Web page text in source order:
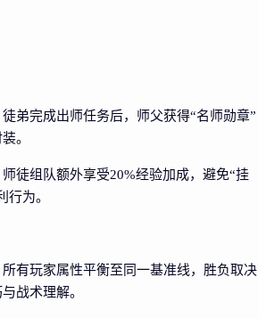
徒弟完成出师任务后，师父获得“名师勋章”
。
师徒组队额外享受20%经验加成，避免“挂
行为。
所有玩家属性平衡至同一基准线，胜负取决
战术理解。